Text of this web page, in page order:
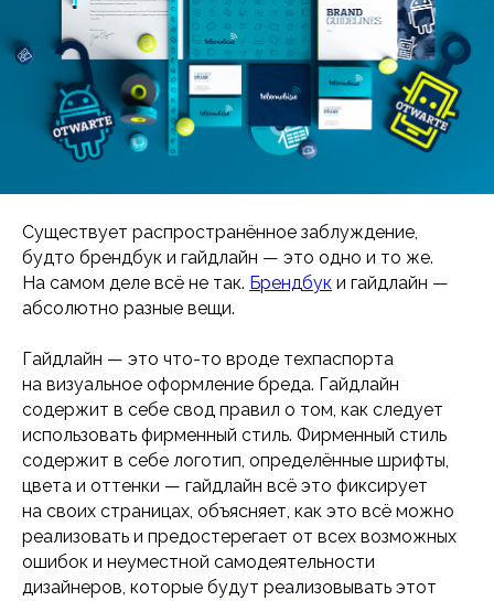
Существует распространённое заблуждение,
будто брендбук и гайдлайн — это одно и то же.
На самом деле всё не так. Брендбук и гайдлайн —
абсолютно разные вещи.
Гайдлайн — это что-то вроде техпаспорта
на визуальное оформление бреда. Гайдлайн
содержит в себе свод правил о том, как следует
использовать фирменный стиль. Фирменный стиль
содержит в себе логотип, определённые шрифты,
цвета и оттенки — гайдлайн всё это фиксирует
на своих страницах, объясняет, как это всё можно
реализовать и предостерегает от всех возможных
ошибок и неуместной самодеятельности
дизайнеров, которые будут реализовывать этот